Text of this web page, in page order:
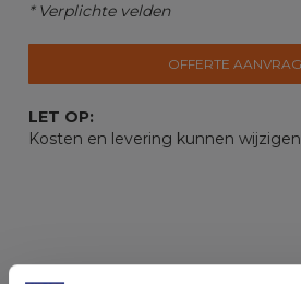
* Verplichte velden
OFFERTE
LET OP:
Kosten en levering kunnen